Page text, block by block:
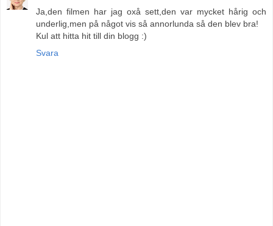
Ja,den filmen har jag oxå sett,den var mycket hårig och
underlig,men på något vis så annorlunda så den blev bra!
Kul att hitta hit till din blogg :)
Svara